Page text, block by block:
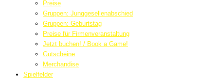
Preise
Gruppen: Junggesellenabschied
Gruppen: Geburtstag
Preise für Firmenveranstaltung
Jetzt buchen! / Book a Game!
Gutscheine
Merchandise
Spielfelder